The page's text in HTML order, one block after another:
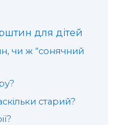
для дітей
чи ж “сонячний
старий?